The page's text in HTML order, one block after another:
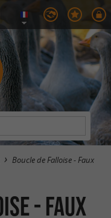
Boucle de Falloise - Faux
- Faux